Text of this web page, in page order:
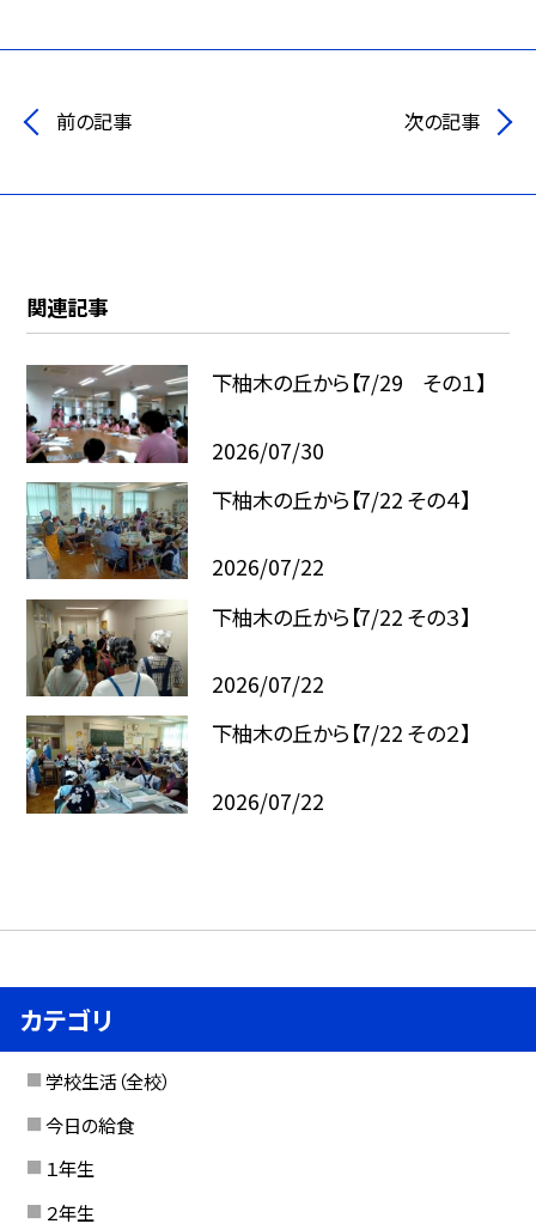
前の記事 次の記事
関連記事
下柚木の丘から【7/29 その１】
2026/07/30
下柚木の丘から【7/22 その４】
2026/07/22
下柚木の丘から【7/22 その３】
2026/07/22
下柚木の丘から【7/22 その２】
2026/07/22
カテゴリ
学校生活（全校）
今日の給食
１年生
２年生